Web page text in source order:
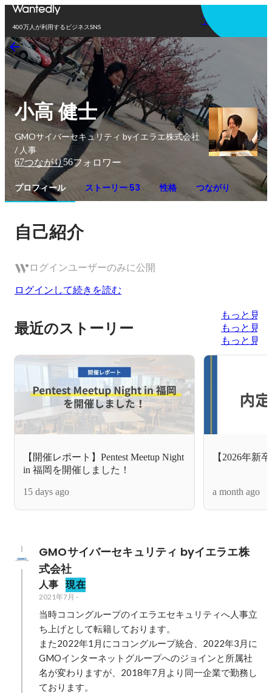
400万人が利用するビジネスSNS
アプリを使う
小高 健士
GMOサイバーセキュリティ byイエラエ株式会社
/ 人事
67つながり56フォロワー
プロフィール ストーリー 53 性格 つながり
自己紹介
ログインユーザーのみに公開
ログインして続きを読む
最近のストーリー
もっと見る
もっと見る
もっと見る
【開催レポート】Pentest Meetup Night
in 福岡を開催しました！
15 days ago
【2026年新
a month ago
GMOサイバーセキュリティ byイエラエ株
式会社
人事 現在
2021年7月 -
当時ココングループのイエラエセキュリティへ人事立
ち上げとして転籍しております。
また2022年1月にココングループ統合、2022年3月に
GMOインターネットグループへのジョインと所属社
名が変わりますが、2018年7月より同一企業で勤務し
ております。